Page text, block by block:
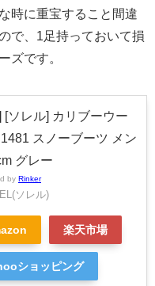
時に重宝すること間違
で、1足持っておいて損
ズです。
[ソレル] カリブーウー
スノーブーツ メン
グレー
by Rinker
ソレル)
楽天市場
ショッピング